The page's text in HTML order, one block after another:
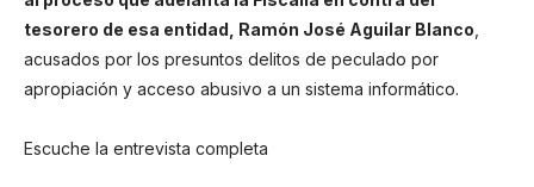
tesorero de esa entidad, Ramón José Aguilar Blanco
acusados por los presuntos delitos de peculado por
apropiación y acceso abusivo a un sistema informático.
Escuche la entrevista completa